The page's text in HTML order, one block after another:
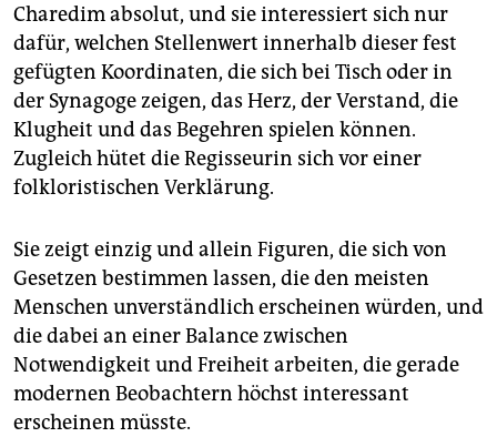
Charedim absolut, und sie interessiert sich nur
dafür, welchen Stellenwert innerhalb dieser fest
gefügten Koordinaten, die sich bei Tisch oder in
der Synagoge zeigen, das Herz, der Verstand, die
Klugheit und das Begehren spielen können.
Zugleich hütet die Regisseurin sich vor einer
folkloristischen Verklärung.
Sie zeigt einzig und allein Figuren, die sich von
Gesetzen bestimmen lassen, die den meisten
Menschen unverständlich erscheinen würden, und
die dabei an einer Balance zwischen
Notwendigkeit und Freiheit arbeiten, die gerade
modernen Beobachtern höchst interessant
erscheinen müsste.